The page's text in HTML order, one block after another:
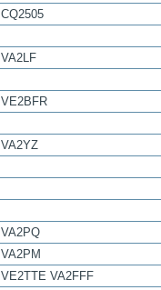
CQ2505
VA2LF
VE2BFR
VA2YZ
VA2PQ
VA2PM
VE2TTE VA2FFF